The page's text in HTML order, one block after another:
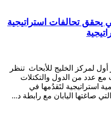
يحقق تحالفات استراتيجية
لمركز الخليج للأبحاث تنظر
مع عدد من الدول والتكتلات
استراتيجية لتَقدُمها في
صاغتها اليابان مع رابطة د...